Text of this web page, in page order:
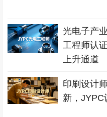
光电子产
工程师认
上升通道
印刷设计
新，JYPC